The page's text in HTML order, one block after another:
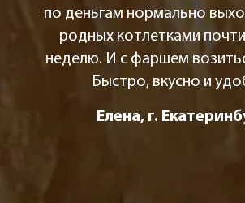
по деньгам нормально
родных котлетками
неделю. И с фаршем
Быстро, вкусно и
Елена, г.